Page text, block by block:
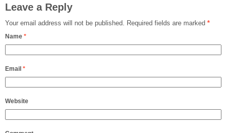
Leave a Reply
Your email address will not be published. Required fields are marked *
Name *
Email *
Website